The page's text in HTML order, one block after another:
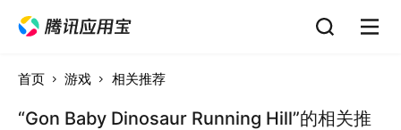
首页 游戏 相关推荐
“Gon Baby Dinosaur Running Hill”的相关推